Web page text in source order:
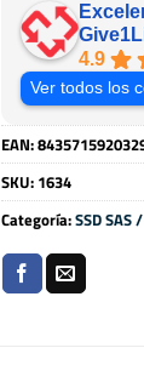
4.9
Ver todos los
EAN:
SKU: 1634
Categoría:SSD SAS